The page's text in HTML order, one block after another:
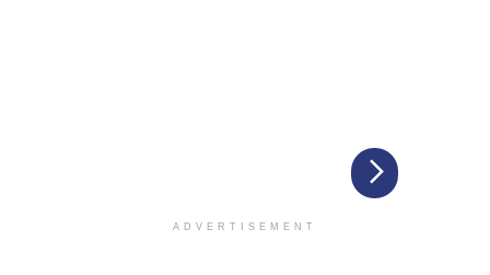
ADVERTISEMENT